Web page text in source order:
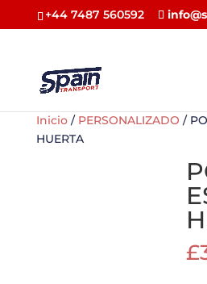
+44 7487 560592
Inicio/ PERSONALIZADO /
HUERTA
£